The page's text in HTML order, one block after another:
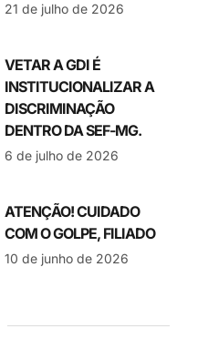
21 de julho de 2026
VETAR A GDI É
INSTITUCIONALIZAR A
DISCRIMINAÇÃO
DENTRO DA SEF-MG.
6 de julho de 2026
ATENÇÃO! CUIDADO
COM O GOLPE, FILIADO
10 de junho de 2026